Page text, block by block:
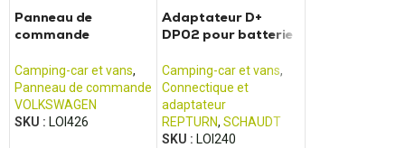
Panneau de
commande
Camping-car et vans,
Panneau de commande
VOLKSWAGEN
SKU : LOI426
Adaptateur D+
DP02 pour batterie
Camping-car et vans,
Connectique et
adaptateur
REPTURN, SCHAUDT
SKU : LOI240